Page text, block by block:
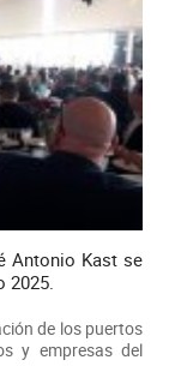
Antonio Kast se
2025.
de los puertos
y empresas del